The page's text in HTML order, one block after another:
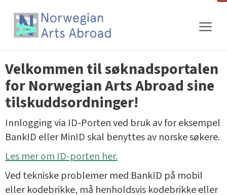
innhold
Velkommen til søknadsportalen
for Norwegian Arts Abroad sine
tilskuddsordninger!
Innlogging via ID-Porten ved bruk av for eksempel
BankID eller MinID skal benyttes av norske søkere.
Les mer om ID-porten her.
Ved tekniske problemer med BankID på mobil
eller kodebrikke, må henholdsvis kodebrikke eller